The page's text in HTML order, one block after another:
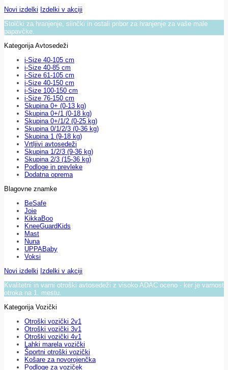
Novi izdelki Izdelki v akciji
Stolčki za hranjenje, slinčki in ostali pribor za hranjenje za vaše male
papavčke.
Kategorija Avtosedeži
i-Size 40-105 cm
i-Size 40-85 cm
i-Size 61-105 cm
i-Size 40-150 cm
i-Size 100-150 cm
i-Size 76-150 cm
Skupina 0+ (0-13 kg)
Skupina 0+/1 (0-18 kg)
Skupina 0+/1/2 (0-25 kg)
Skupina 0/1/2/3 (0-36 kg)
Skupina 1 (9-18 kg)
Vrtljivi avtosedeži
Skupina 1/2/3 (9-36 kg)
Skupina 2/3 (15-36 kg)
Podloge in prevleke
Dodatna oprema
Blagovne znamke
BeSafe
Joie
KikkaBoo
KneeGuardKids
Mast
Nuna
UPPABaby
Voksi
Novi izdelki Izdelki v akciji
Kvalitetni in varni otroški avtosedeži z visoko ADAC oceno - ker je varnost
otroka na 1. mestu.
Kategorija Vozički
Otroški vozički 2v1
Otroški vozički 3v1
Otroški vozički 4v1
Lahki marela vozički
Športni otroški vozički
Košare za novorojenčka
Podloge za voziček